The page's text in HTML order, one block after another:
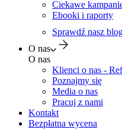
Ciekawe
Ebooki i raporty
Sprawdź nasz
O nas
O nas
Klienci o nas -
Poznajmy się
Media o nas
Pracuj z nami
Kontakt
Bezpłatna wycena